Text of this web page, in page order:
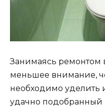
Занимаясь ремонтом
меньшее внимание,
необходимо уделить
удачно подобранный